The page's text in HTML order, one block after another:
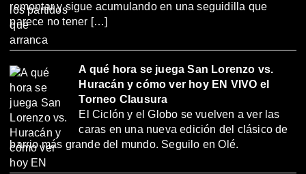
remontar y sigue acumulando en una seguidilla que
parece no tener […]
A qué hora se juega San Lorenzo vs.
Huracán y cómo ver hoy EN VIVO el
Torneo Clausura
El Ciclón y el Globo se vuelven a ver las
caras en una nueva edición del clásico de
barrio más grande del mundo. Seguilo en Olé.